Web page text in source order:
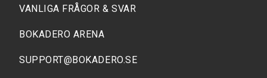
VANLIGA FRÅGOR & SVAR
BOKADERO ARENA
SUPPORT@BOKADERO.SE